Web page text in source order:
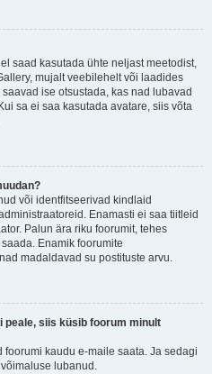
saad kasutada ühte neljast meetodist,
mujalt veebilehelt või laadides
ise otsustada, kas nad lubavad
sa ei saa kasutada avatare, siis võta
või identfitseerivad kindlaid
Enamasti ei saa tiitleid
Palun ära riku foorumit, tehes
Enamik foorumite
madaldavad su postituste arvu.
peale, siis küsib foorum minult
kaudu e-maile saata. Ja sedagi
lubanud.